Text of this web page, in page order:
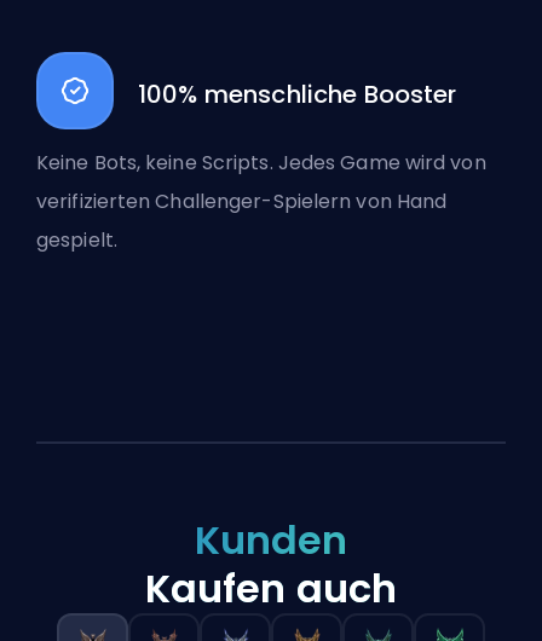
100% menschliche Booster
Keine Bots, keine Scripts. Jedes Game wird von
verifizierten Challenger-Spielern von Hand
gespielt.
Kunden
Kaufen auch